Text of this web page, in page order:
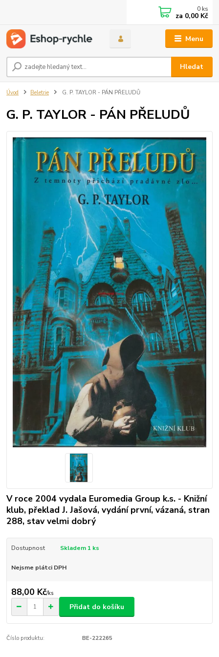
Menu
Hledat
0 ks
za 0,00 Kč
Úvod Beletrie G. P. TAYLOR - PÁN PŘELUDŮ
G. P. TAYLOR - PÁN PŘELUDŮ
V roce 2004 vydala Euromedia Group k.s. - Knižní
klub, překlad J. Jašová, vydání první, vázaná, stran
288, stav velmi dobrý
Dostupnost Skladem 1 ks
Nejsme plátci DPH
88,00 Kč/ks
Přidat do košíku
Číslo produktu: BE-222265